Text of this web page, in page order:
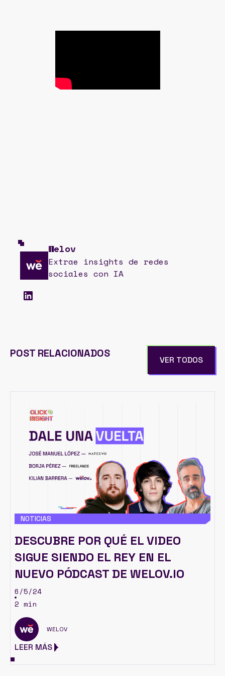
Welov
Extrae insights de redes
sociales con IA
POST RELACIONADOS
VER TODOS
NOTICIAS
DESCUBRE POR QUÉ EL VIDEO
SIGUE SIENDO EL REY EN EL
NUEVO PÓDCAST DE WELOV.IO
6/5/24
2 min
WELOV
LEER MÁS